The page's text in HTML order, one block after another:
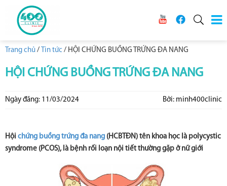
Trang chủ / Tin tức / HỘI CHỨNG BUỒNG TRỨNG ĐA NANG
HỘI CHỨNG BUỒNG TRỨNG ĐA NANG
Ngày đăng: 11/03/2024 Bởi: minh400clinic
Hội chứng buồng trứng đa nang (HCBTĐN) tên khoa học là polycystic
syndrome (PCOS), là bệnh rối loạn nội tiết thường gặp ở nữ giới